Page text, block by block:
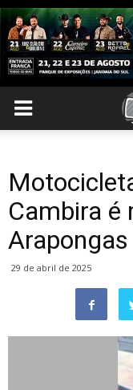
Cambira é
Arapongas
29 de abril de 2025